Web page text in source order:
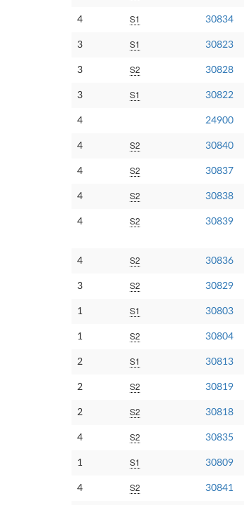
4 S1 30834
3 S1 30823
3 S2 30828
3 S1 30822
4 24900
4 S2 30840
4 S2 30837
4 S2 30838
4 S2 30839
4 S2 30836
3 S2 30829
1 S1 30803
1 S2 30804
2 S1 30813
2 S2 30819
2 S2 30818
4 S2 30835
1 S1 30809
4 S2 30841